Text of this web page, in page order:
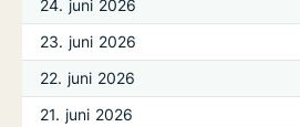
24. juni 2026
23. juni 2026
22. juni 2026
21. juni 2026